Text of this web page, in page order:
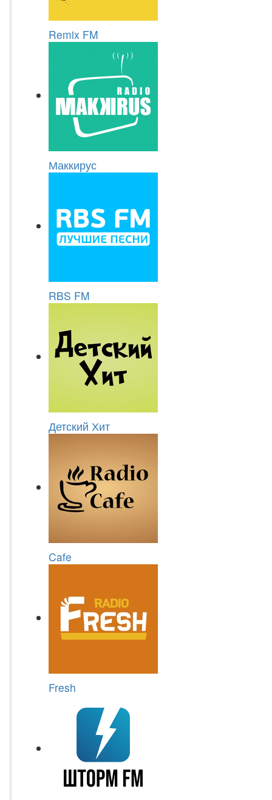
Remix FM
Маккирус
RBS FM
Детский Хит
Cafe
Fresh